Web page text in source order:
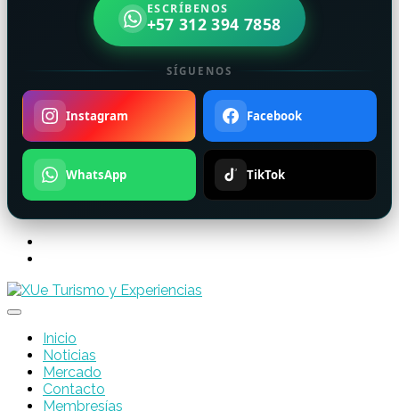
ESCRÍBENOS
+57 312 394 7858
SÍGUENOS
Instagram Facebook
WhatsApp TikTok
Inicio
Noticias
Mercado
Contacto
Membresías